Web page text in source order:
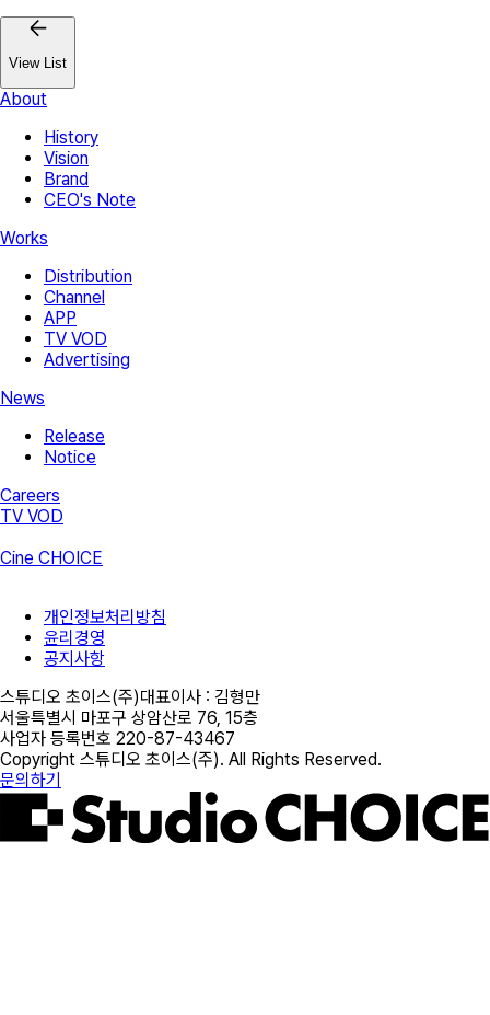
View List
About
History
Vision
Brand
CEO's Note
Works
Distribution
Channel
APP
TV VOD
Advertising
News
Release
Notice
Careers
TV VOD
Cine CHOICE
개인정보처리방침
윤리경영
공지사항
스튜디오 초이스(주)대표이사 : 김형만
서울특별시 마포구 상암산로 76, 15층
사업자 등록번호 220-87-43467
Copyright 스튜디오 초이스(주). All Rights Reserved.
문의하기